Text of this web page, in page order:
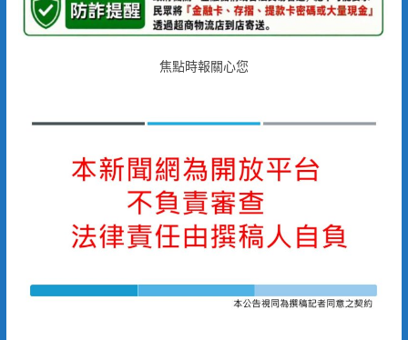
焦點時報關心您